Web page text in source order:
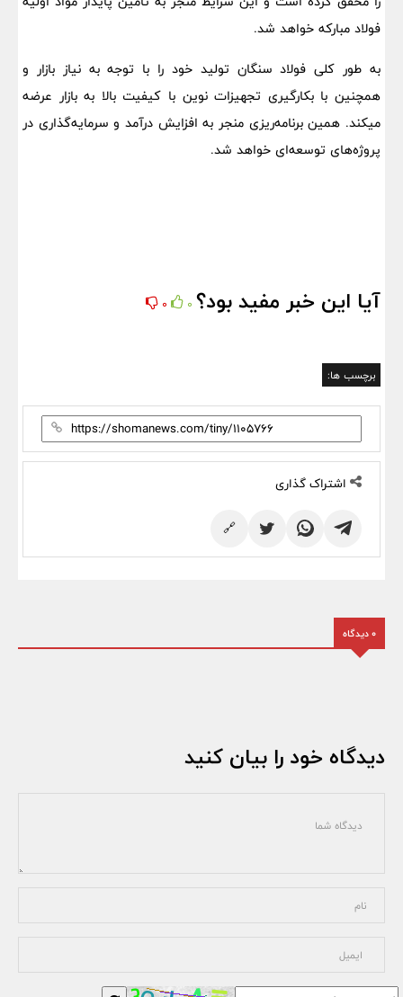
فولاد مبارکه خواهد شد.
به طور کلی فولاد سنگان تولید خود را با توجه به نیاز بازار و
همچنین با بکارگیری تجهیزات نوین با کیفیت بالا به بازار عرضه
میکند. همین برنامه‌ریزی منجر به افزایش درآمد و سرمایه‌گذاری در
پروژه‌های توسعه‌ای خواهد شد.
آیا این خبر مفید بود؟ 0
0
برچسب ها:
اشتراک گذاری
🔗
0 دیدگاه
دیدگاه خود را بیان کنید